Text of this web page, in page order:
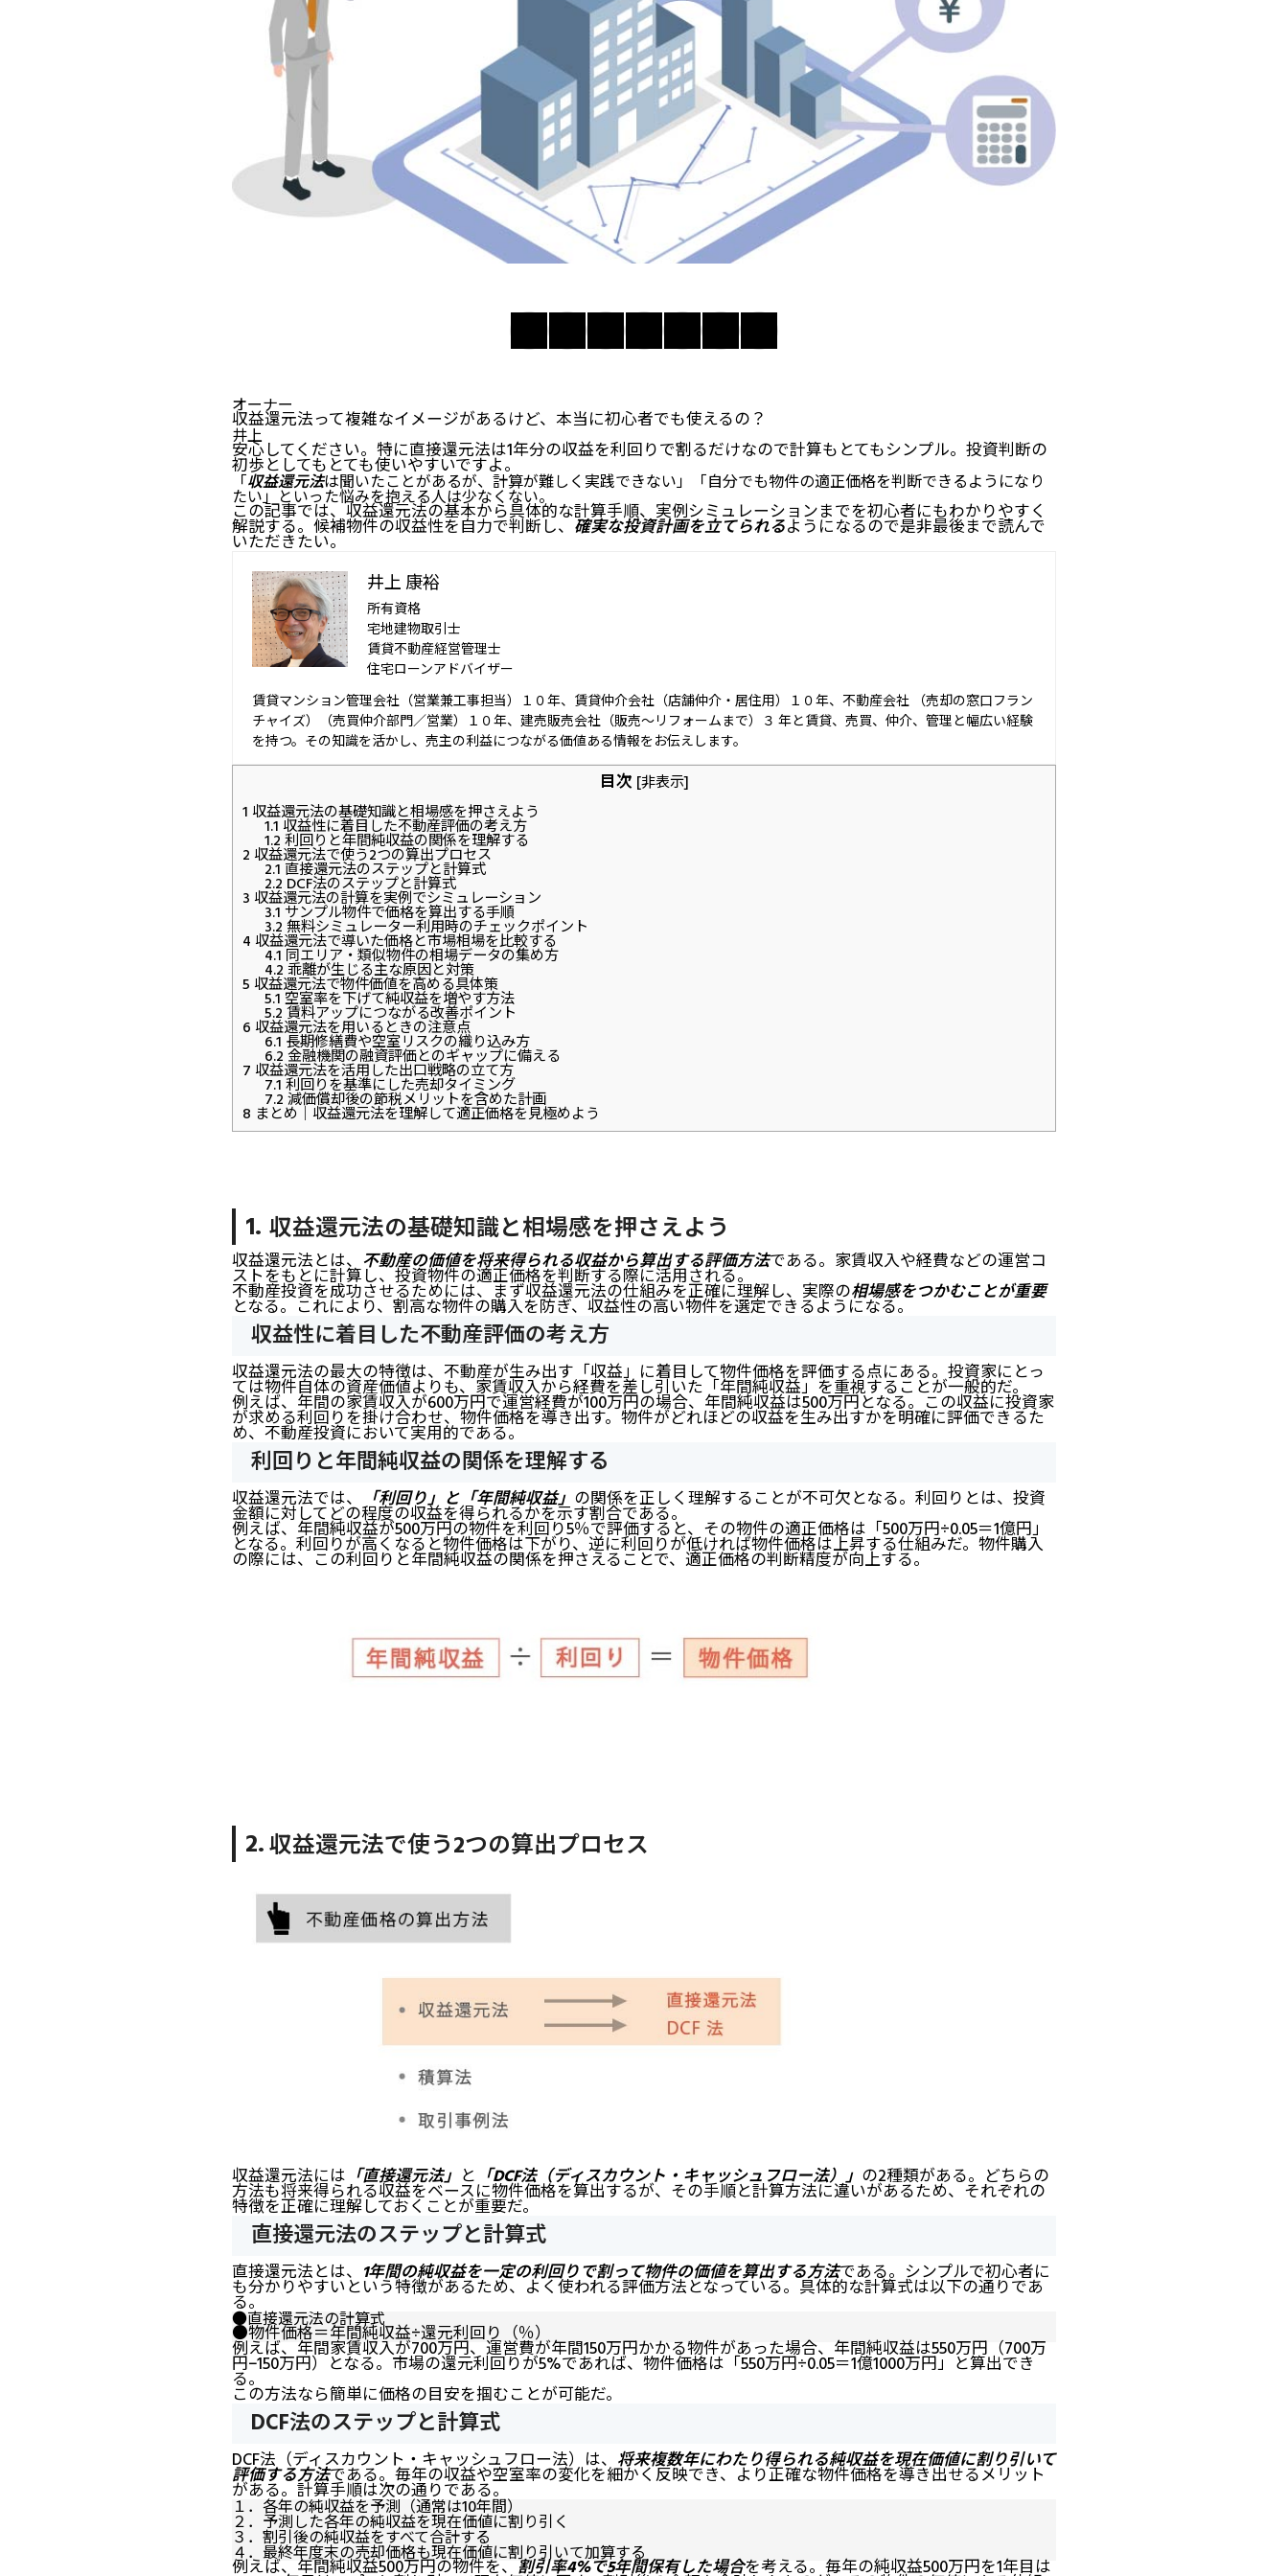
オーナー
収益還元法って複雑なイメージがあるけど、本当に初心者でも使えるの？
井上
安心してください。特に直接還元法は1年分の収益を利回りで割るだけなので計算もとてもシンプル。投資判断の
初歩としてもとても使いやすいですよ。
「収益還元法は聞いたことがあるが、計算が難しく実践できない」「自分でも物件の適正価格を判断できるようになり
たい」といった悩みを抱える人は少なくない。
この記事では、収益還元法の基本から具体的な計算手順、実例シミュレーションまでを初心者にもわかりやすく
解説する。候補物件の収益性を自力で判断し、 確実な投資計画を立てられるようになるので是非最後まで読んで
いただきたい。
井上 康裕
所有資格
宅地建物取引士
賃貸不動産経営管理士
住宅ローンアドバイザー
賃貸マンション管理会社（営業兼工事担当）１０年、賃貸仲介会社（店舗仲介・居住用）１０年、不動産会社 （売却の窓口フラン
チャイズ）（売買仲介部門／営業）１０年、建売販売会社（販売～リフォームまで）３ 年と賃貸、売買、仲介、管理と幅広い経験
を持つ。その知識を活かし、売主の利益につながる価値ある情報をお伝えします。
目次 [非表示]
1 収益還元法の基礎知識と相場感を押さえよう
1.1 収益性に着目した不動産評価の考え方
1.2 利回りと年間純収益の関係を理解する
2 収益還元法で使う2つの算出プロセス
2.1 直接還元法のステップと計算式
2.2 DCF法のステップと計算式
3 収益還元法の計算を実例でシミュレーション
3.1 サンプル物件で価格を算出する手順
3.2 無料シミュレーター利用時のチェックポイント
4 収益還元法で導いた価格と市場相場を比較する
4.1 同エリア・類似物件の相場データの集め方
4.2 乖離が生じる主な原因と対策
5 収益還元法で物件価値を高める具体策
5.1 空室率を下げて純収益を増やす方法
5.2 賃料アップにつながる改善ポイント
6 収益還元法を用いるときの注意点
6.1 長期修繕費や空室リスクの織り込み方
6.2 金融機関の融資評価とのギャップに備える
7 収益還元法を活用した出口戦略の立て方
7.1 利回りを基準にした売却タイミング
7.2 減価償却後の節税メリットを含めた計画
8 まとめ｜収益還元法を理解して適正価格を見極めよう
収益還元法の基礎知識と相場感を押さえよう
収益還元法とは、 不動産の価値を将来得られる収益から算出する評価方法である。家賃収入や経費などの運営コ
ストをもとに計算し、投資物件の適正価格を判断する際に活用される。
不動産投資を成功させるためには、まず収益還元法の仕組みを正確に理解し、実際の相場感をつかむことが重要
となる。これにより、割高な物件の購入を防ぎ、収益性の高い物件を選定できるようになる。
収益性に着目した不動産評価の考え方
収益還元法の最大の特徴は、不動産が生み出す「収益」に着目して物件価格を評価する点にある。投資家にとっ
ては物件自体の資産価値よりも、家賃収入から経費を差し引いた「年間純収益」を重視することが一般的だ。
例えば、年間の家賃収入が600万円で運営経費が100万円の場合、年間純収益は500万円となる。この収益に投資家
が求める利回りを掛け合わせ、物件価格を導き出す。物件がどれほどの収益を生み出すかを明確に評価できるた
め、不動産投資において実用的である。
利回りと年間純収益の関係を理解する
収益還元法では、 「利回り」と「年間純収益」 の関係を正しく理解することが不可欠となる。利回りとは、投資
金額に対してどの程度の収益を得られるかを示す割合である。
例えば、年間純収益が500万円の物件を利回り5％で評価すると、その物件の適正価格は「500万円÷0.05＝1億円」
となる。利回りが高くなると物件価格は下がり、逆に利回りが低ければ物件価格は上昇する仕組みだ。物件購入
の際には、この利回りと年間純収益の関係を押さえることで、適正価格の判断精度が向上する。
収益還元法で使う2つの算出プロセス
収益還元法には 「直接還元法」 と 「DCF法（ディスカウント・キャッシュフロー法）」 の2種類がある。どちらの
方法も将来得られる収益をベースに物件価格を算出するが、その手順と計算方法に違いがあるため、それぞれの
特徴を正確に理解しておくことが重要だ。
直接還元法のステップと計算式
直接還元法とは、 1年間の純収益を一定の利回りで割って物件の価値を算出する方法である。シンプルで初心者に
も分かりやすいという特徴があるため、よく使われる評価方法となっている。具体的な計算式は以下の通りであ
る。
●直接還元法の計算式
●物件価格＝年間純収益÷還元利回り（％）
例えば、年間家賃収入が700万円、運営費が年間150万円かかる物件があった場合、年間純収益は550万円（700万
円−150万円）となる。市場の還元利回りが5%であれば、物件価格は「550万円÷0.05＝1億1000万円」と算出でき
る。
この方法なら簡単に価格の目安を掴むことが可能だ。
DCF法のステップと計算式
DCF法（ディスカウント・キャッシュフロー法）は、 将来複数年にわたり得られる純収益を現在価値に割り引いて
評価する方法である。毎年の収益や空室率の変化を細かく反映でき、より正確な物件価格を導き出せるメリット
がある。計算手順は次の通りである。
１．各年の純収益を予測（通常は10年間）
２．予測した各年の純収益を現在価値に割り引く
３．割引後の純収益をすべて合計する
４．最終年度末の売却価格も現在価値に割り引いて加算する
例えば、年間純収益500万円の物件を、 割引率4%で5年間保有した場合を考える。毎年の純収益500万円を1年目は